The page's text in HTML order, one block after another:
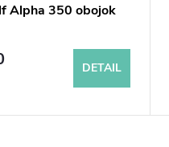
Alpha 350 obojok
DETAIL